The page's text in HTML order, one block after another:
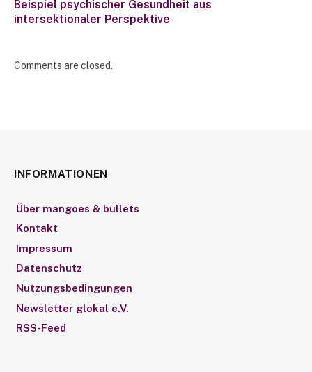
Beispiel psychischer Gesundheit aus
intersektionaler Perspektive
Comments are closed.
INFORMATIONEN
Über mangoes & bullets
Kontakt
Impressum
Datenschutz
Nutzungsbedingungen
Newsletter glokal e.V.
RSS-Feed